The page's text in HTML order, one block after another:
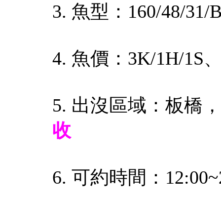
3. 魚型：160/48/31/
4. 魚價：3K/1H/1S
5. 出沒區域：板橋，
收
6. 可約時間：